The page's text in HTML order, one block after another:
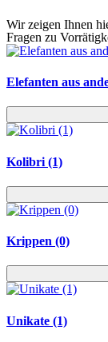
Wir zeigen Ihnen
Fragen zu
Elefanten aus
Kolibri (1)
Krippen (0)
Unikate (1)